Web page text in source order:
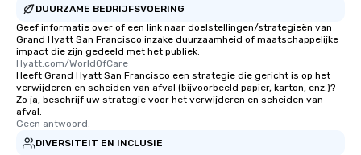
itinerary. You Get a Dinner and a Show
knowledgeable,
who leads the group
DUURZAME BEDRIJFSVOERING
Geef informatie over of een link naar doelstellingen/strategieën van
Grand Hyatt San Francisco inzake duurzaamheid of maatschappelijke
impact die zijn gedeeld met het publiek.
Hyatt.com/WorldOfCare
Heeft Grand Hyatt San Francisco een strategie die gericht is op het
verwijderen en scheiden van afval (bijvoorbeeld papier, karton, enz.)?
Zo ja, beschrijf uw strategie voor het verwijderen en scheiden van
afval.
Geen antwoord.
DIVERSITEIT EN INCLUSIE